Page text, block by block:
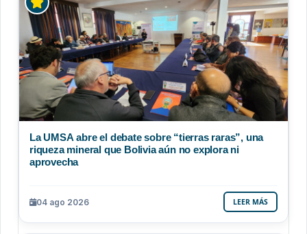
La UMSA abre el debate sobre “tierras raras”, una
riqueza mineral que Bolivia aún no explora ni
aprovecha
04 ago 2026 LEER MÁS